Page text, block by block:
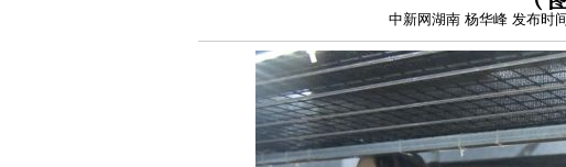
中新网湖南 杨华峰 发布时